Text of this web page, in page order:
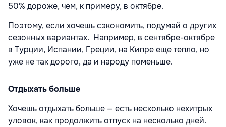
50% дороже, чем, к примеру, в октябре.
Поэтому, если хочешь сэкономить, подумай о других
сезонных вариантах. Например, в сентябре-октябре
в Турции, Испании, Греции, на Кипре еще тепло, но
уже не так дорого, да и народу поменьше.
Отдыхать больше
Хочешь отдыхать больше — есть несколько нехитрых
уловок, как продолжить отпуск на несколько дней.